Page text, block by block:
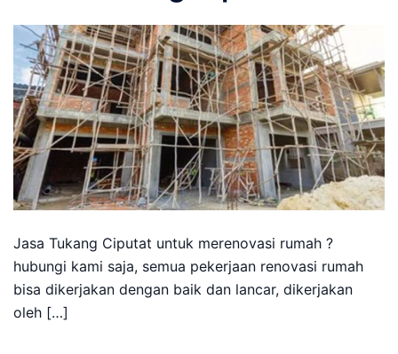
Jasa Tukang Ciputat untuk merenovasi rumah ?
hubungi kami saja, semua pekerjaan renovasi rumah
bisa dikerjakan dengan baik dan lancar, dikerjakan
oleh […]